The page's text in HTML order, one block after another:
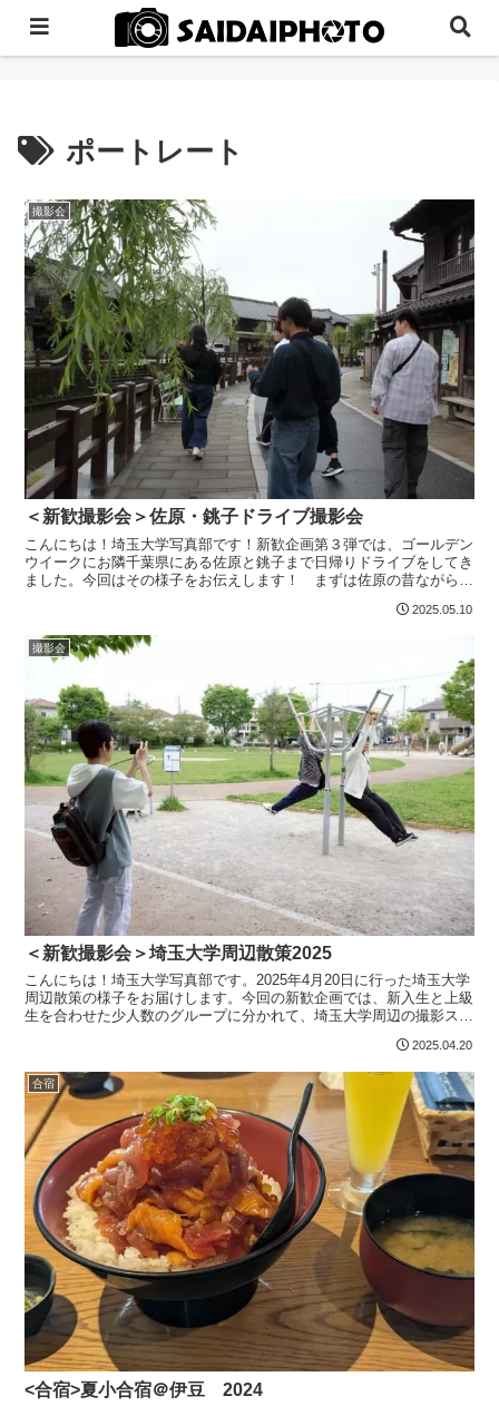
ポートレート
撮影会
＜新歓撮影会＞佐原・銚子ドライブ撮影会
こんにちは！埼玉大学写真部です！新歓企画第３弾では、ゴールデン
ウイークにお隣千葉県にある佐原と銚子まで日帰りドライブをしてき
ました。今回はその様子をお伝えします！ まずは佐原の昔ながらの
2025.05.10
撮影会
＜新歓撮影会＞埼玉大学周辺散策2025
こんにちは！埼玉大学写真部です。2025年4月20日に行った埼玉大学
周辺散策の様子をお届けします。今回の新歓企画では、新入生と上級
生を合わせた少人数のグループに分かれて、埼玉大学周辺の撮影スポ
2025.04.20
合宿
<合宿>夏小合宿＠伊豆 2024